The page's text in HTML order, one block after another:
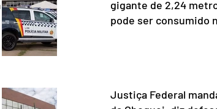
gigante de 2,24
pode ser consumido
Justiça Federal